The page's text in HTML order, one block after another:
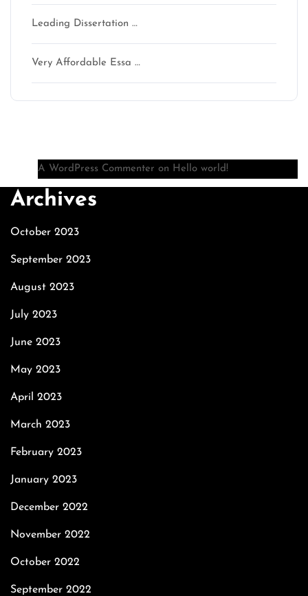
Leading Dissertation …
Very Affordable Essa …
A WordPress Commenter on Hello world!
Archives
October 2023
September 2023
August 2023
July 2023
June 2023
May 2023
April 2023
March 2023
February 2023
January 2023
December 2022
November 2022
October 2022
September 2022